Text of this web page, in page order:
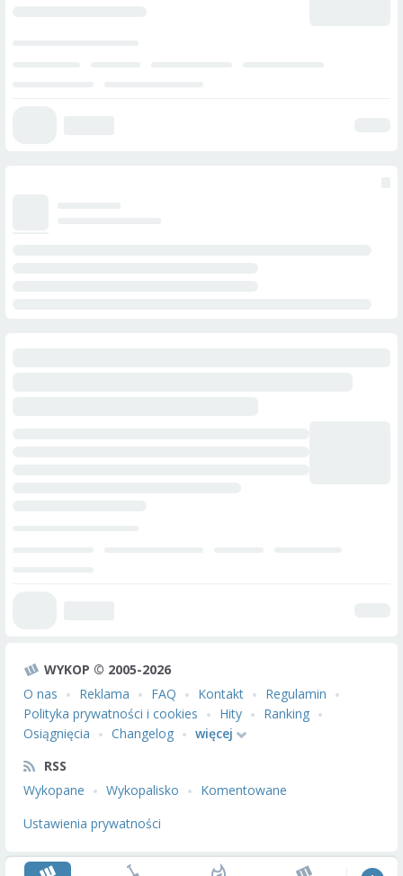
WYKOP © 2005-2026
O nas
Reklama FAQ Kontakt
Regulamin
Polityka prywatności i cookies
Hity
Ranking
Osiągnięcia
Changelog
więcej
RSS
Wykopane
Wykopalisko
Komentowane
Ustawienia prywatności